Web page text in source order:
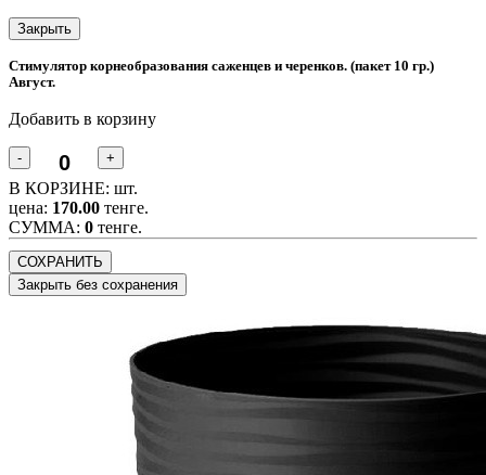
Закрыть
Стимулятор корнеобразования саженцев и черенков. (пакет 10 гр.)
Август.
Добавить в корзину
- +
В КОРЗИНЕ: шт.
цена: 170.00 тенге.
CУММА: 0 тенге.
СОХРАНИТЬ
Закрыть без сохранения